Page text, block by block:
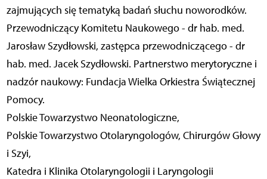
zajmujących się tematyką badań słuchu noworodków.
Przewodniczący Komitetu Naukowego - dr hab. med.
Jarosław Szydłowski, zastępca przewodniczącego - dr
hab. med. Jacek Szydłowski. Partnerstwo merytoryczne i
nadzór naukowy: Fundacja Wielka Orkiestra Świątecznej
Pomocy.
Polskie Towarzystwo Neonatologiczne,
Polskie Towarzystwo Otolaryngologów, Chirurgów Głowy
i Szyi,
Katedra i Klinika Otolaryngologii i Laryngologii